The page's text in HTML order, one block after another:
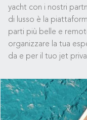
yacht con i nostri
di lusso è la
parti più belle e
organizzare la tua
da e per il tuo jet